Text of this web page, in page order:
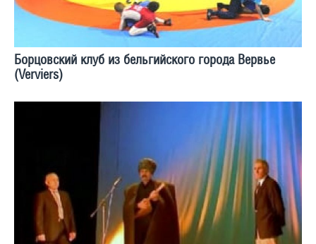
Борцовский клуб из бельгийского города Вервье
(Verviers)